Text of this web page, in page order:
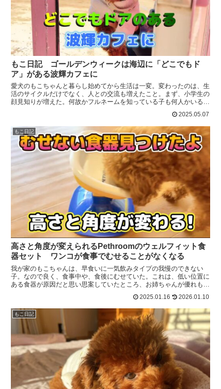
もこ日記 ゴールデンウィークは海辺に「どこでもド
ア」がある波輝カフェに
愛犬のもこちゃんと暮らし始めてから生活は一変。変わったのは、生
活のサイクルだけでなく、人との交流も増えたこと。まず、小学生の
顔見知りが増えた。何故かフルネームを知っている子も何人かいる。
最近では、あいさつの声をかけただけで不審者として通報さ...
2025.05.07
もこ日記
高さと角度が変えられるPethroomのウェルフィット食
器セット ワンコが食事でむせることがなくなる
我が家のもこちゃんは、早食いに一気飲みタイプの我慢のできない
子。なので良く、食事中や、食後にむせていた。これは、低い位置に
ある食器が原因だと思い思案していたところ、お姉ちゃんが優れもの
2025.01.16 2026.01.10
もこ日記